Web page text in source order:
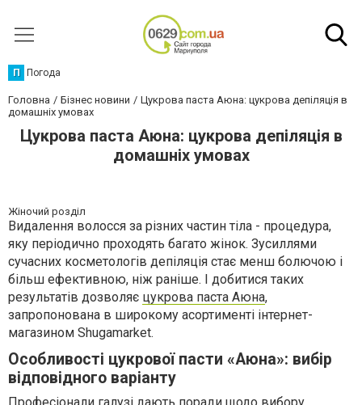
П Погода
Головна Бізнес новини
Цукрова паста Аюна: цукрова депіляція в
домашніх умовах
Цукрова паста Аюна: цукрова депіляція в
домашніх умовах
Жіночий розділ
Видалення волосся за різних частин тіла - процедура,
яку періодично проходять багато жінок. Зусиллями
сучасних косметологів депіляція стає менш болючою і
більш ефективною, ніж раніше. І добитися таких
результатів дозволяє цукрова паста Аюна,
запропонована в широкому асортименті інтернет-
магазином Shugamarket.
Особливості цукрової пасти «Аюна»: вибір
відповідного варіанту